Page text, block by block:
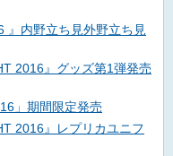
』内野立ち見外野立ち見
2016』グッズ第1弾発売
」期間限定発売
2016』レプリカユニフ